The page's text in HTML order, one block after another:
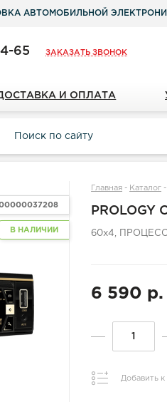
АВТОМОБИЛЬНОЙ
65 ЗАКАЗАТЬ ЗВОНОК
И ОПЛАТА
В НАЛИЧИИ
Главная - Каталог
PROLOGY
60x4,
6 590 р.
Добавить